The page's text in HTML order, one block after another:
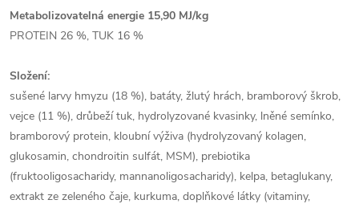
Metabolizovatelná energie 15,90 MJ/kg
PROTEIN 26 %, TUK 16 %
Složení:
sušené larvy hmyzu (18 %), batáty, žlutý hrách, bramborový škrob,
vejce (11 %), drůbeží tuk, hydrolyzované kvasinky, lněné semínko,
bramborový protein, kloubní výživa (hydrolyzovaný kolagen,
glukosamin, chondroitin sulfát, MSM), prebiotika
(fruktooligosacharidy, mannanoligosacharidy), kelpa, betaglukany,
extrakt ze zeleného čaje, kurkuma, doplňkové látky (vitaminy,